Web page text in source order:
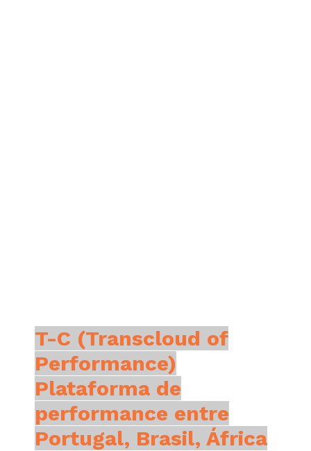
T-C (Transcloud of
Performance)
Plataforma de
performance entre
Portugal, Brasil, África